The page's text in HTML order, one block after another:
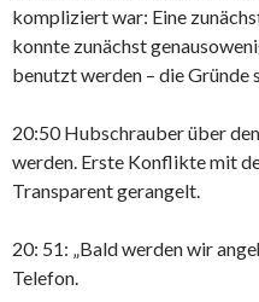
kompliziert war: Eine
konnte zunächst
benutzt werden – die Gründe
20:50 Hubschrauber über
werden. Erste Konflikte mit
Transparent gerangelt.
20: 51: „Bald werden wir
Telefon.